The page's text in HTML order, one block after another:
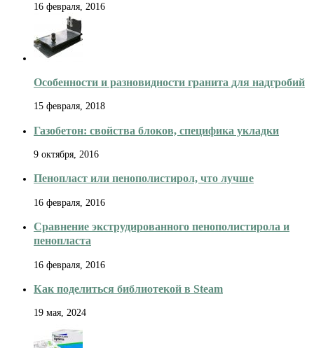
16 февраля, 2016
Особенности и разновидности гранита для надгробий
15 февраля, 2018
Газобетон: свойства блоков, специфика укладки
9 октября, 2016
Пенопласт или пенополистирол, что лучше
16 февраля, 2016
Сравнение экструдированного пенополистирола и
пенопласта
16 февраля, 2016
Как поделиться библиотекой в Steam
19 мая, 2024